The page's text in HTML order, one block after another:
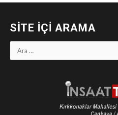
SITE İÇI ARAMA
Arama: